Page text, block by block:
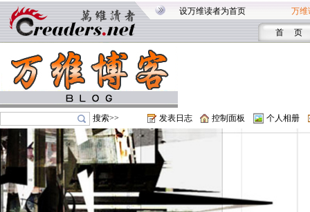
设万维读者为首页 万维
首 页
搜索>> 发表日志 控制面板 个人相册